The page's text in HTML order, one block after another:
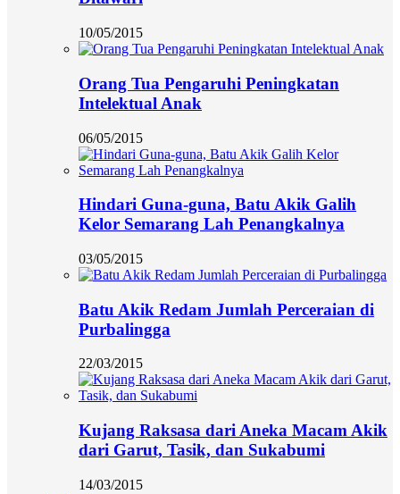
10/05/2015
Orang Tua Pengaruhi Peningkatan
Intelektual Anak
06/05/2015
Hindari Guna-guna, Batu Akik Galih
Kelor Semarang Lah Penangkalnya
03/05/2015
Batu Akik Redam Jumlah Perceraian di
Purbalingga
22/03/2015
Kujang Raksasa dari Aneka Macam Akik
dari Garut, Tasik, dan Sukabumi
14/03/2015